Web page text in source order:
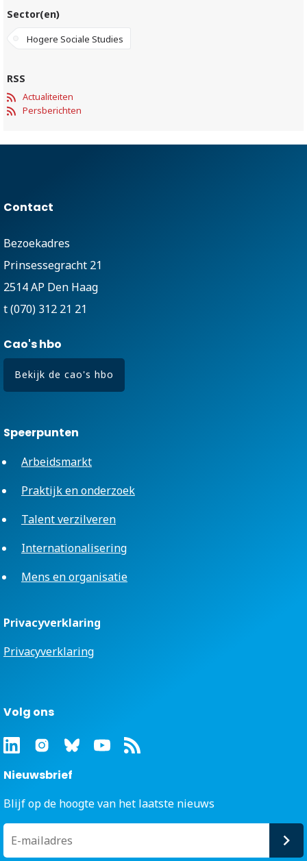
Sector(en)
Hogere Sociale Studies
RSS
Actualiteiten
Persberichten
Contact
Bezoekadres
Prinsessegracht 21
2514 AP Den Haag
t (070) 312 21 21
Cao's hbo
Bekijk de cao's hbo
Speerpunten
Arbeidsmarkt
Praktijk en onderzoek
Talent verzilveren
Internationalisering
Mens en organisatie
Privacyverklaring
Privacyverklaring
Volg ons
Nieuwsbrief
Blijf op de hoogte van het laatste nieuws